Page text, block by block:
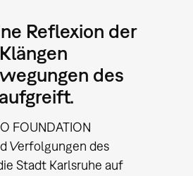
Reflexion der
des
FOUNDATION
Verfolgungen des
Stadt Karlsruhe auf